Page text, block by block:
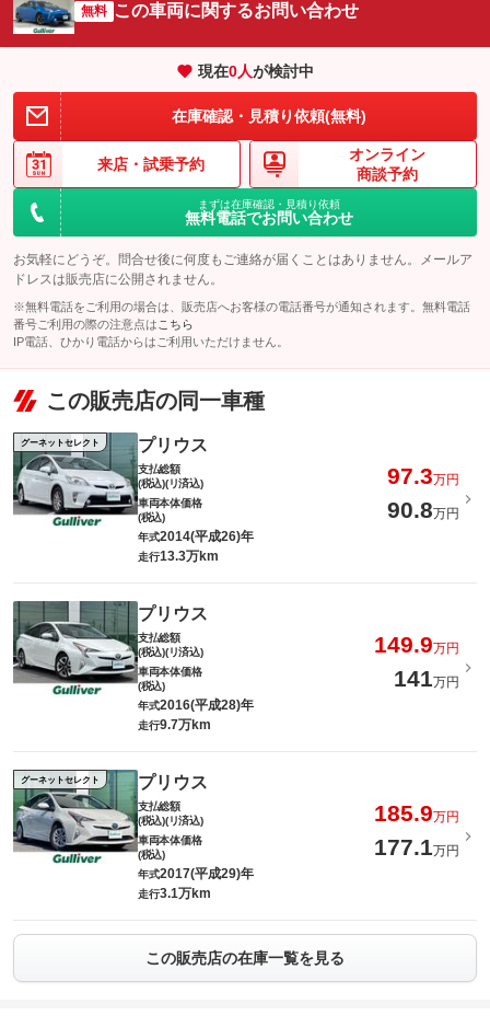
無料 この車両に関するお問い合わせ
現在0人が検討中
在庫確認・見積り依頼(無料)
来店・ 試乗予約
オンライン
商談予約
まずは在庫確認・見積り依頼
無料電話でお問い合わせ
お気軽にどうぞ。問合せ後に何度もご連絡が届くことはありません。メールア
ドレスは販売店に公開されません。
※無料電話をご利用の場合は、販売店へお客様の電話番号が通知されます。無料電話
番号ご利用の際の注意点は こちら
IP電話、ひかり電話からはご利用いただけません。
この販売店の同一車種
グーネットセレクト プリウス
支払総額
(税込)(リ済込)
97.3万円
車両本体価格
(税込)
90.8万円
年式2014(平成26)年
走行13.3万km
プリウス
支払総額
(税込)(リ済込)
149.9万円
車両本体価格
(税込)
141万円
年式2016(平成28)年
走行9.7万km
グーネットセレクト プリウス
支払総額
(税込)(リ済込)
185.9万円
車両本体価格
(税込)
177.1万円
年式2017(平成29)年
走行3.1万km
この販売店の在庫一覧を見る